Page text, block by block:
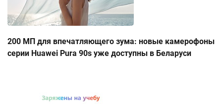
200 МП для впечатляющего зума: новые камерофоны
серии Huawei Pura 90s уже доступны в Беларуси